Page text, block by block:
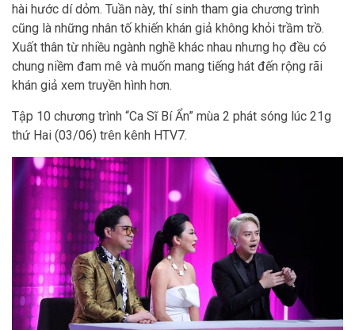
hài hước dí dỏm. Tuần này, thí sinh tham gia chương trình
cũng là những nhân tố khiến khán giả không khỏi trầm trồ.
Xuất thân từ nhiều ngành nghề khác nhau nhưng họ đều có
chung niềm đam mê và muốn mang tiếng hát đến rộng rãi
khán giả xem truyền hình hơn.
Tập 10 chương trình “Ca Sĩ Bí Ẩn” mùa 2 phát sóng lúc 21g
thứ Hai (03/06) trên kênh HTV7.